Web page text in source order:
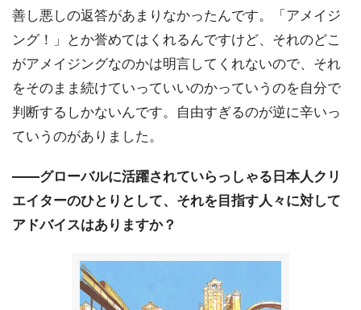
善し悪しの返答があまりなかったんです。「アメイジ
ング！」とか誉めてはくれるんですけど、それのどこ
がアメイジングなのかは明言してくれないので、それ
をそのまま続けていっていいのかっていうのを自分で
判断するしかないんです。自由すぎるのが逆に辛いっ
ていうのがありました。
――グローバルに活躍されていらっしゃる日本人クリ
エイターのひとりとして、それを目指す人々に対して
アドバイスはありますか？